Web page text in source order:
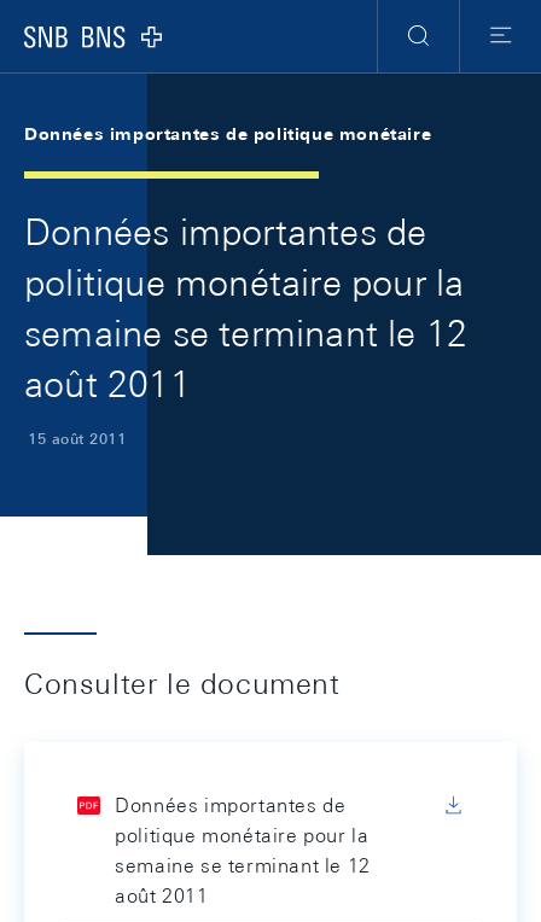
Logo
RechercheMenu
Données importantes de politique monétaire
Données importantes de
politique monétaire pour la
semaine se terminant le 12
août 2011
15 août 2011
Consulter le document
Données importantes de
politique monétaire pour la
semaine se terminant le 12
août 2011